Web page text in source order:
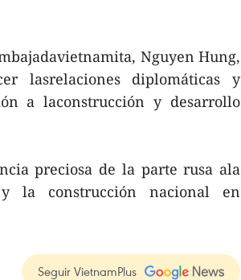
Nguyen Hung,
lasrelaciones diplomáticas y
a laconstrucción y desarrollo
preciosa de la parte rusa ala
la construcción nacional en
Seguir VietnamPlus